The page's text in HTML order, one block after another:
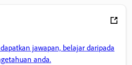
jawapan, belajar daripada
anda.